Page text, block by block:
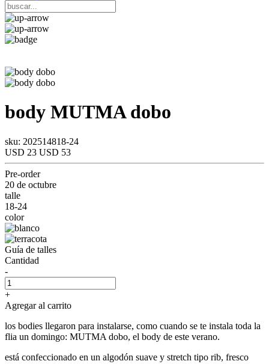
body MUTMAdobo
sku: 202514818-24
USD 23 USD 53
Pre-order
20 de octubre
talle
18-24
color
Guía de talles
Cantidad
-
+
Agregar al carrito
los bodies llegaron para instalarse, como cuando se te instala toda la
flia un domingo: MUTMA dobo, el body de este verano.
está confeccionado en un algodón suave y stretch tipo rib, fresco